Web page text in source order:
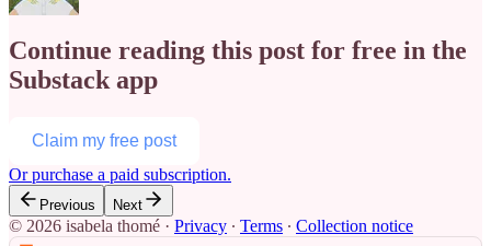
Continue reading this post for free in the
Substack app
Claim my free post
Or purchase a paid subscription.
Previous Next
© 2026 isabela thomé · Privacy ∙ Terms ∙ Collection notice